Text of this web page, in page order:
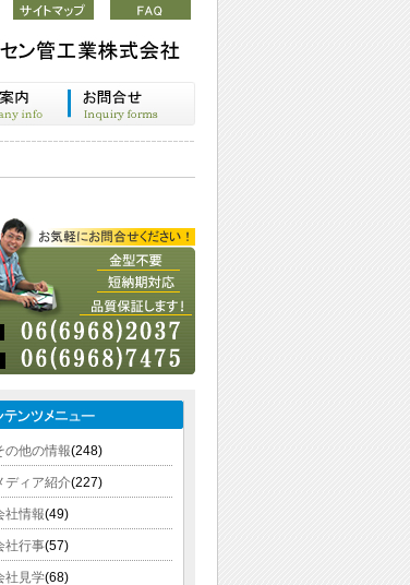
の他の情報(248)
ディア紹介(227)
社情報(49)
社行事(57)
社見学(68)